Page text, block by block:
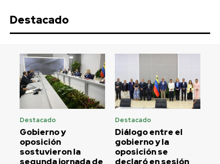
Destacado
Destacado
Gobierno y
oposición
sostuvieron la
segunda jornada de
Destacado
Diálogo entre el
gobierno y la
oposición se
declaró en sesión